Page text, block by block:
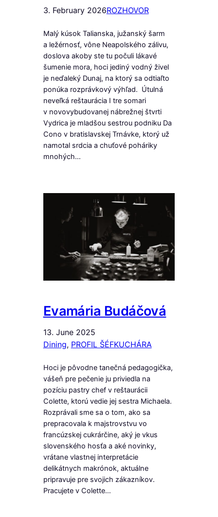
3. February 2026ROZHOVOR
Malý kúsok Talianska, južanský šarm
a ležérnosť, vône Neapolského zálivu,
doslova akoby ste tu počuli lákavé
šumenie mora, hoci jediný vodný živel
je neďaleký Dunaj, na ktorý sa odtiaľto
ponúka rozprávkový výhľad. Útulná
neveľká reštaurácia I tre somari
v novovybudovanej nábrežnej štvrti
Vydrica je mladšou sestrou podniku Da
Cono v bratislavskej Trnávke, ktorý už
namotal srdcia a chuťové poháriky
mnohých…
Evamária Budáčová
13. June 2025
Dining, PROFIL ŠÉFKUCHÁRA
Hoci je pôvodne tanečná pedagogička,
vášeň pre pečenie ju priviedla na
pozíciu pastry chef v reštaurácii
Colette, ktorú vedie jej sestra Michaela.
Rozprávali sme sa o tom, ako sa
prepracovala k majstrovstvu vo
francúzskej cukrárčine, aký je vkus
slovenského hosťa a aké novinky,
vrátane vlastnej interpretácie
delikátnych makrónok, aktuálne
pripravuje pre svojich zákazníkov.
Pracujete v Colette…